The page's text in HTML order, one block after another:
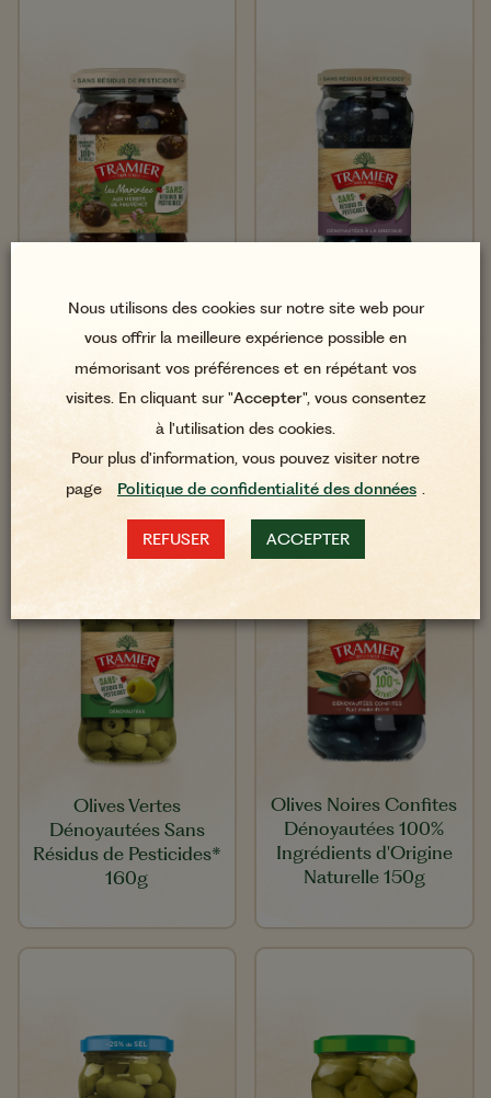
Marinées aux Herbes
de Provence 150g
Olives Noires à la
Grecque Dénoyautées
Sans Résidus de
Pesticides* 220g
Olives Vertes
Dénoyautées Sans
Résidus de Pesticides*
160g​
Olives Noires Confites
Dénoyautées 100%
Ingrédients d'Origine
Naturelle 150g
Nous utilisons des cookies sur notre site web pour
vous offrir la meilleure expérience possible en
mémorisant vos préférences et en répétant vos
visites. En cliquant sur "Accepter", vous consentez
à l'utilisation des cookies.
Pour plus d'information, vous pouvez visiter notre
page
Politique de confidentialité des données .
REFUSER ACCEPTER